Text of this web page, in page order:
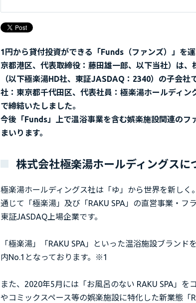
1円から貸付投資ができる「Funds（ファンズ）」を
京都港区、代表取締役：藤田雄一郎、以下当社）は、
（以下極楽湯HD社、東証JASDAQ：2340）の子会
社：東京都千代田区、代表社員：極楽湯ホールディ
で締結いたしました。
今後「Funds」上で温浴事業を含む娯楽施設関連のフ
まいります。
株式会社極楽湯ホールディングスに
極楽湯ホールディングス社は「ゆ」から世界を新しく
通じて「極楽湯」及び「RAKU SPA」の直営事業・フ
東証JASDAQ上場企業です。
「極楽湯」「RAKU SPA」といった温浴施設ブラン
内No.1となっております。※1
また、2020年5月には「お⾵呂のない RAKU SPA」を
やコミックスペース等の娯楽施設に特化した新業態「